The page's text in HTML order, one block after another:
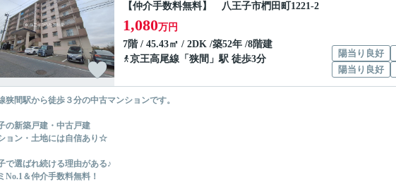
【仲介手数料無料】 八王子市椚田町1221-2
1,080万円
7階 / 45.43㎡ / 2DK /築52年 /8階建
京王高尾線 「 狭間 」駅 徒歩3分
陽当り良好
陽当り良好
狭間駅から徒歩３分の中古マンションです。
の新築戸建・中古戸建
ョン・土地には自信あり☆
で選ばれ続ける理由がある♪
No.1＆仲介手数料無料！